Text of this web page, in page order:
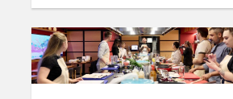
гастрономическое утро:
попроб... Записаться